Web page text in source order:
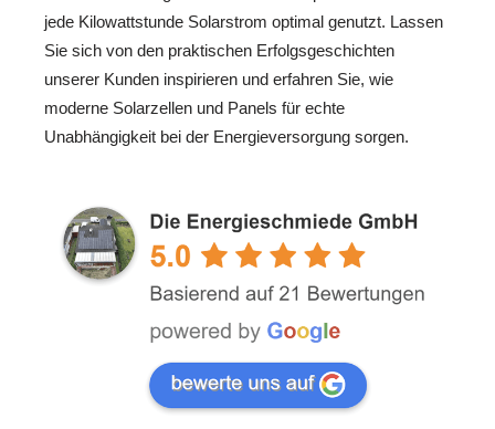
jede Kilowattstunde Solarstrom optimal genutzt. Lassen
Sie sich von den praktischen Erfolgsgeschichten
unserer Kunden inspirieren und erfahren Sie, wie
moderne Solarzellen und Panels für echte
Unabhängigkeit bei der Energieversorgung sorgen.